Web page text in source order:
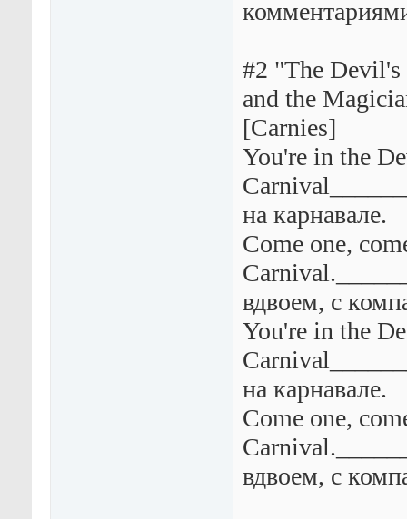
#2 "The
and the
[Carnies]
You're in the
на карнавале.
Come one,
вдвоем, с
You're in the
на карнавале.
Come one,
вдвоем, с